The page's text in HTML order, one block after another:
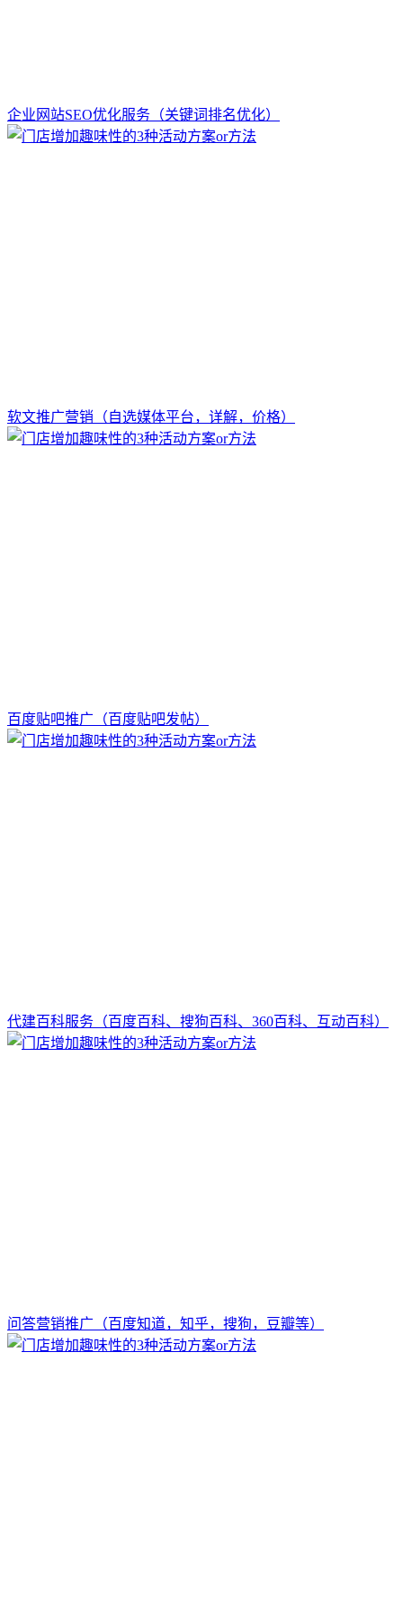
企业网站SEO优化服务（关键词排名优化）
软文推广营销（自选媒体平台，详解，价格）
百度贴吧推广（百度贴吧发帖）
代建百科服务（百度百科、搜狗百科、360百科、互动百科）
问答营销推广（百度知道，知乎，搜狗，豆瓣等）